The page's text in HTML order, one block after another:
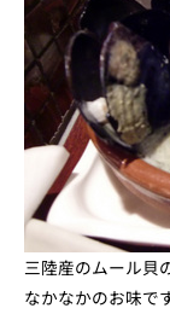
三陸産のムール貝
なかなかのお味で